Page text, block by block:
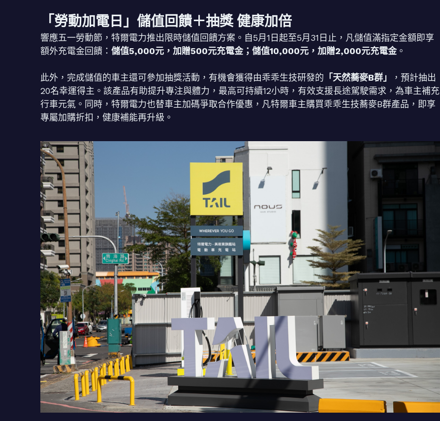
「勞動加電日」儲值回饋＋抽獎 健康加倍
響應五一勞動節，特爾電力推出限時儲值回饋方案。自5月1日起至5月31日止，凡儲值滿指定金額即享
額外充電金回饋： 儲值5,000元，加贈500元充電金；儲值10,000元，加贈2,000元充電金。
此外，完成儲值的車主還可參加抽獎活動，有機會獲得由乖乖生技研發的 「天然蕎麥B群」
，預計抽出
20名幸運得主。該產品有助提升專注與體力，最高可持續12小時，有效支援長途駕駛需求，為車主補充
行車元氣。同時，特爾電力也替車主加碼爭取合作優惠，凡特爾車主購買乖乖生技蕎麥B群產品，即享
專屬加購折扣，健康補能再升級。